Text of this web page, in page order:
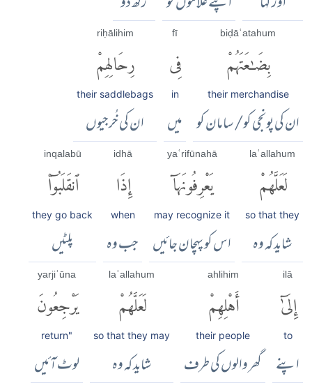
biḍāʿatahum
بِضَٰعَتَهُمْ
their merchandise
ان کی پونجی کو/ سامان کو
fī
فِى
in
میں
riḥālihim
رِحَالِهِمْ
their saddlebags
ان کی خُرجیوں
laʿallahum
لَعَلَّهُمْ
so that they
شاید کہ وہ
yaʿrifūnahā
يَعْرِفُونَهَآ
may recognize it
اس کو پہچان جائیں
idhā
إِذَا
when
جب وہ
inqalabū
ٱنقَلَبُوٓا۟
they go back
پلٹیں
ilā
إِلَىٰٓ
to
اپنے
ahlihim
أَهْلِهِمْ
their people
گھر والوں کی طرف
laʿallahum
لَعَلَّهُمْ
so that they may
شاید کہ وہ
yarjiʿūna
يَرْجِعُونَ
return"
لوٹ آئیں